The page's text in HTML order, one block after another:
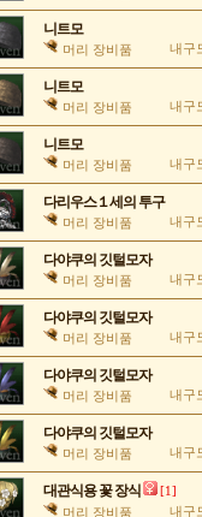
니트모
머리 장비품 내구
니트모
머리 장비품 내구
니트모
머리 장비품 내구
다리우스１세의 투구
머리 장비품 내구
다야쿠의 깃털모자
머리 장비품 내구
다야쿠의 깃털모자
머리 장비품 내구
다야쿠의 깃털모자
머리 장비품 내구
다야쿠의 깃털모자
머리 장비품 내구
대관식용 꽃 장식 [1]
머리 장비품 내구